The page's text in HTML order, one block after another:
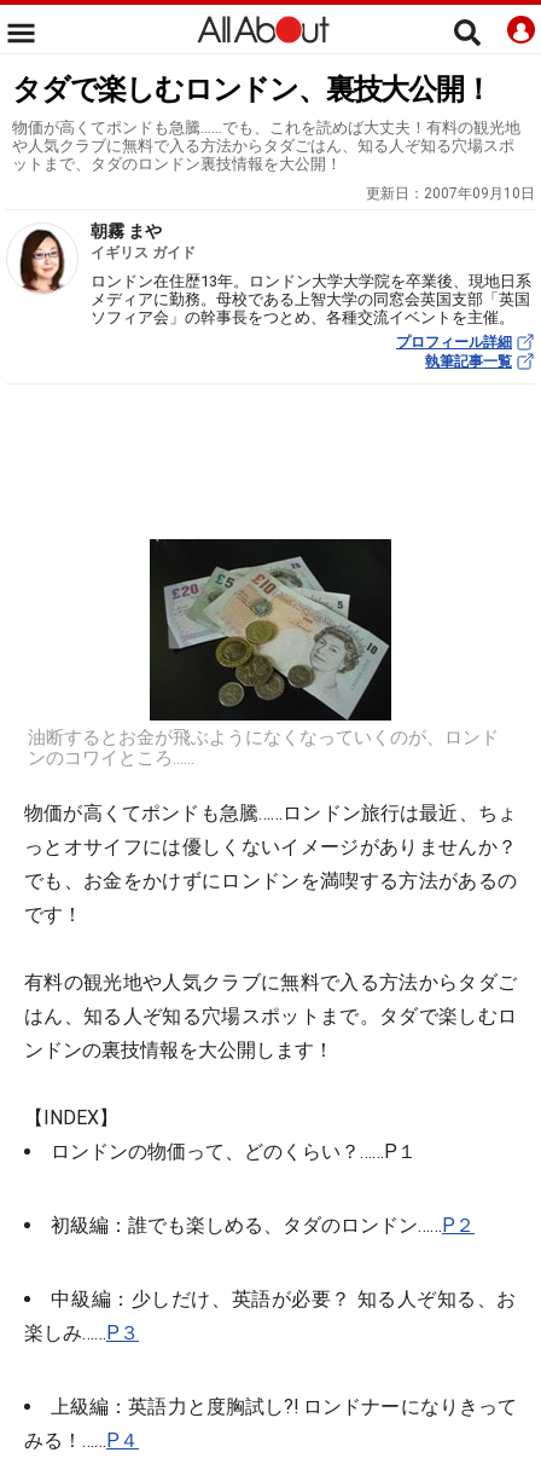
タダで楽しむロンドン、裏技大公開！
物価が高くてポンドも急騰……でも、これを読めば大丈夫！有料の観光地
や人気クラブに無料で入る方法からタダごはん、知る人ぞ知る穴場スポ
ットまで、タダのロンドン裏技情報を大公開！
更新日： 2007年09月10日
朝霧 まや
イギリス ガイド
ロンドン在住歴13年。ロンドン大学大学院を卒業後、現地日系
メディアに勤務。母校である上智大学の同窓会英国支部「英国
ソフィア会」の幹事長をつとめ、各種交流イベントを主催。
プロフィール詳細
執筆記事一覧
油断するとお金が飛ぶようになくなっていくのが、ロンド
ンのコワイところ……
物価が高くてポンドも急騰……ロンドン旅行は最近、ちょ
っとオサイフには優しくないイメージがありませんか？
でも、お金をかけずにロンドンを満喫する方法があるの
です！
有料の観光地や人気クラブに無料で入る方法からタダご
はん、知る人ぞ知る穴場スポットまで。タダで楽しむロ
ンドンの裏技情報を大公開します！
【INDEX】
ロンドンの物価って、どのくらい？……P１
初級編：誰でも楽しめる、タダのロンドン……P２
中級編 ：少しだけ、英語が必要？ 知る人ぞ知る、お
楽しみ……P３
上級編 ：英語力と度胸試し?! ロンドナーになりきって
みる！……P４